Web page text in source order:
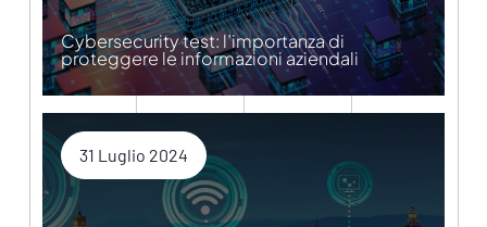
Cybersecurity test: l’importanza di
proteggere le informazioni aziendali
31 Luglio 2024